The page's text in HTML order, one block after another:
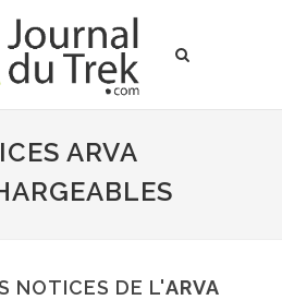
ARVA
NOTICES DE L'ARVA